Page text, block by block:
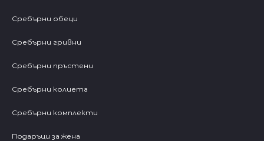
Сребърни обеци
Сребърни гривни
Сребърни пръстени
Сребърни колиета
Сребърни комплекти
Подаръци за жена